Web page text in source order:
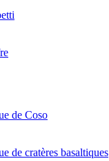
de Coso
de cratères basaltiques